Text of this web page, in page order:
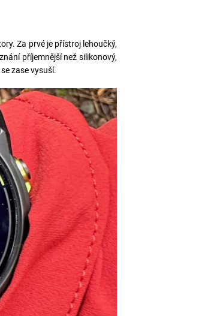
Za prvé je přístroj lehoučký,
příjemnější než silikonový,
zase vysuší.